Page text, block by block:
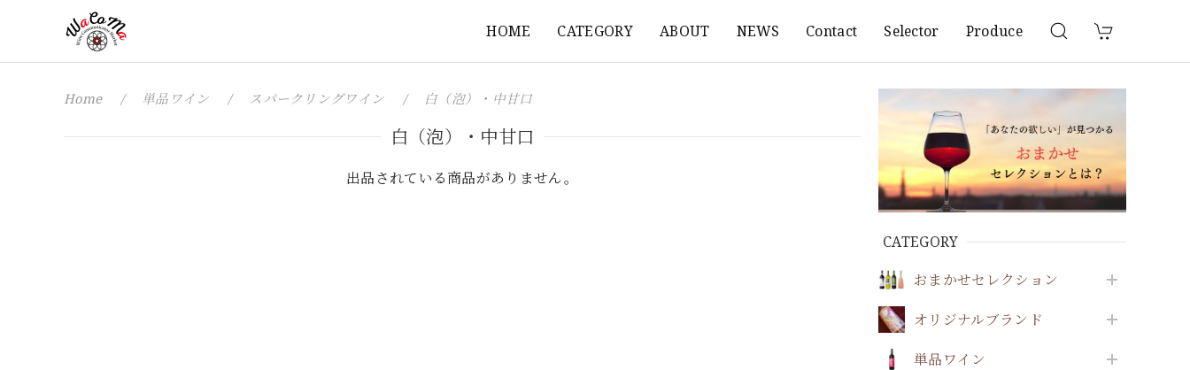
HOME CATEGORY ABOUT NEWS Contact Selector Produce
CATEGORY
おまかせセレクション
オリジナルブランド
単品ワイン
Home 単品ワイン スパークリングワイン 白（泡）・中甘口
白（泡）・中甘口
出品されている商品がありません。